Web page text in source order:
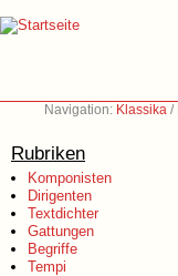
Navigation: Klassika /
Rubriken
Komponisten
Dirigenten
Textdichter
Gattungen
Begriffe
Tempi